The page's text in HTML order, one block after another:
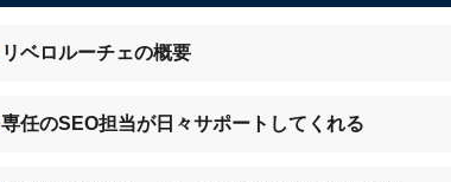
リベロルーチェの概要
専任のSEO担当が日々サポートしてくれる